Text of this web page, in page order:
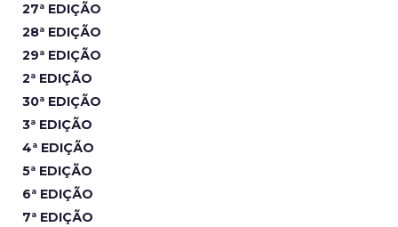
27ª EDIÇÃO
28ª EDIÇÃO
29ª EDIÇÃO
2ª EDIÇÃO
30ª EDIÇÃO
3ª EDIÇÃO
4ª EDIÇÃO
5ª EDIÇÃO
6ª EDIÇÃO
7ª EDIÇÃO